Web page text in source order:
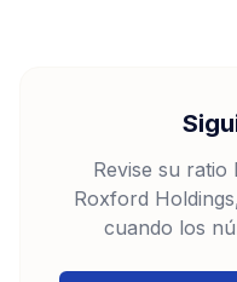
Revise su ratio
Roxford
cuando los